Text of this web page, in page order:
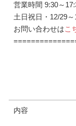
営業時間 9:30～
土日祝日・12/29
お問い合わせはこ
内容